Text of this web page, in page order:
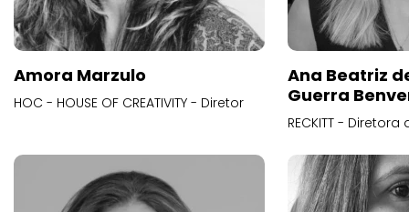
Amora Marzulo
HOC - HOUSE OF CREATIVITY - Diretor
Ana Beatriz
Guerra
RECKITT -